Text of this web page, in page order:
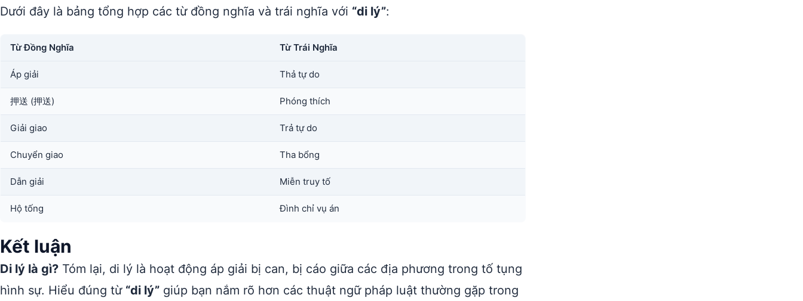
Dưới đây là bảng tổng hợp các từ đồng nghĩa và trái nghĩa với “di lý”:
Từ Đồng Nghĩa Từ Trái Nghĩa
Áp giải Thả tự do
押送 (押送) Phóng thích
Giải giao Trả tự do
Chuyển giao Tha bổng
Dẫn giải Miễn truy tố
Hộ tống Đình chỉ vụ án
Kết luận
Di lý là gì? Tóm lại, di lý là hoạt động áp giải bị can, bị cáo giữa các địa phương trong tố tụng
hình sự. Hiểu đúng từ “di lý” giúp bạn nắm rõ hơn các thuật ngữ pháp luật thường gặp trong